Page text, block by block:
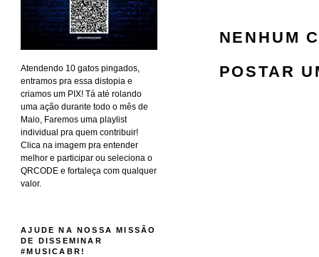
NENHUM
POSTAR
Atendendo 10 gatos pingados,
entramos pra essa distopia e
criamos um PIX! Tá até rolando
uma ação durante todo o mês de
Maio, Faremos uma playlist
individual pra quem contribuir!
Clica na imagem pra entender
melhor e participar ou seleciona o
QRCODE e fortaleça com qualquer
valor.
AJUDE NA NOSSA MISSÃO
DE DISSEMINAR
#MUSICABR!